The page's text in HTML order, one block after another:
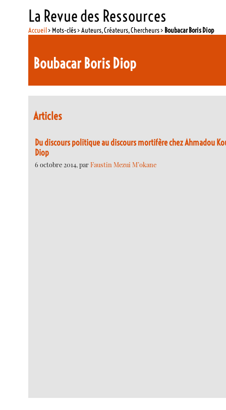
La Revue des Ressources
Accueil> Mots-clés > Auteurs, Créateurs, Chercheurs > Boubacar Boris Diop
Boubacar Boris Diop
Articles
Du discours politique au discours mortifère chez Ahmadou
Diop
6 octobre 2014, parFaustin Mezui M’okane